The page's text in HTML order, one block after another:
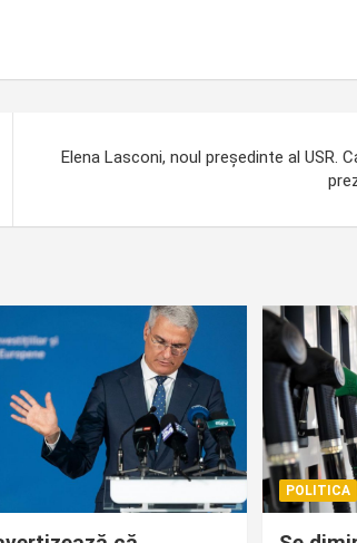
Elena Lasconi, noul președinte al USR.
POLITICA